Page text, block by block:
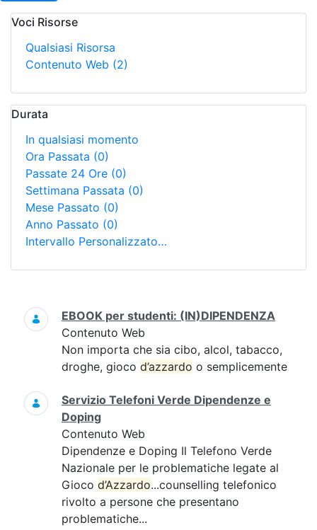
Voci Risorse
Qualsiasi Risorsa
Contenuto Web (2)
Durata
In qualsiasi momento
Ora Passata (0)
Passate 24 Ore (0)
Settimana Passata (0)
Mese Passato (0)
Anno Passato (0)
Intervallo Personalizzato…
Ricerca
EBOOK per studenti: (IN)DIPENDENZA
Contenuto Web
Non importa che sia cibo, alcol, tabacco,
droghe, gioco d’azzardo o semplicemente
Servizio Telefoni Verde Dipendenze e
Doping
Contenuto Web
Dipendenze e Doping Il Telefono Verde
Nazionale per le problematiche legate al
Gioco d’Azzardo...counselling telefonico
rivolto a persone che presentano
problematiche...